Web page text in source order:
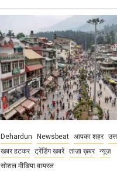
Dehardun Newsbeat आपका शहर
खबर हटकर ट्रेंडिंग खबरें ताज़ा ख़बर न्यूज़
सोशल मीडिया वायरल